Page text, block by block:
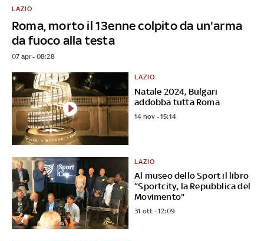
Roma, morto il 13enne colpito da un'arma
da fuoco alla testa
LAZIO
07 apr - 08:28
Natale 2024, Bulgari
addobba tutta Roma
LAZIO
14 nov - 15:14
Al museo dello Sport il libro
“Sportcity, la Repubblica del
Movimento"
LAZIO
31 ott - 12:09